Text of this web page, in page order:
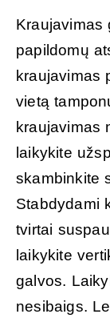
Kraujavimas
papildomų
kraujavimas
vietą
kraujavimas
laikykite
skambinkite
Stabdydami
tvirtai
laikykite
galvos.
nesibaigs.